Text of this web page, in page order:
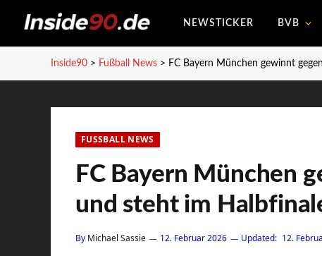
NEWSTICKER BVB
Inside90 > Fußball News > FC Bayern München gewinnt
FUSSBALL NEWS
FC Bayern München
und steht im
By Michael Sassie 12. Februar 2026 Updated: 12.